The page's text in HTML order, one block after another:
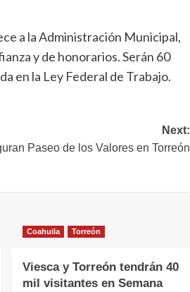
a la Administración Municipal,
y de honorarios. Serán 60
en la Ley Federal de Trabajo.
Next:
Paseo de los Valores en Torreón
Coahuila Torreón
Viesca y Torreón tendrán 40
mil visitantes en Semana